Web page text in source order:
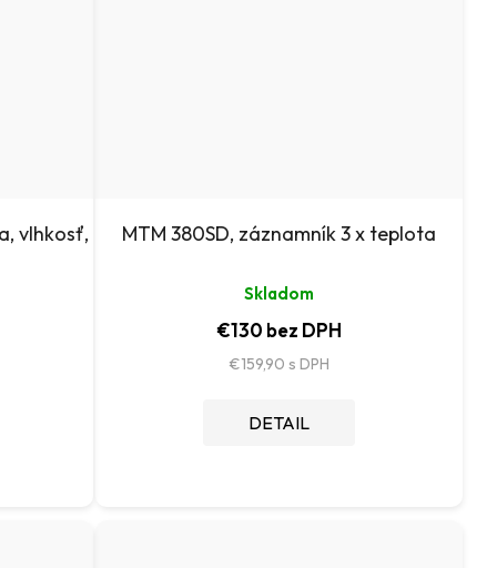
vlhkosť, MTM 380SD, záznamník 3 x teplota
Skladom
€130 bez DPH
€159,90
DETAIL